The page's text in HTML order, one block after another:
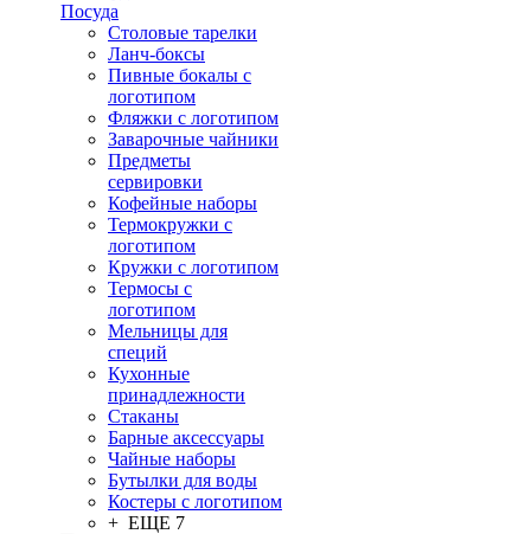
Посуда
Столовые тарелки
Ланч-боксы
Пивные бокалы с
логотипом
Фляжки с логотипом
Заварочные чайники
Предметы
сервировки
Кофейные наборы
Термокружки с
логотипом
Кружки с логотипом
Термосы с
логотипом
Мельницы для
специй
Кухонные
принадлежности
Стаканы
Барные аксессуары
Чайные наборы
Бутылки для воды
Костеры с логотипом
+ ЕЩЕ 7